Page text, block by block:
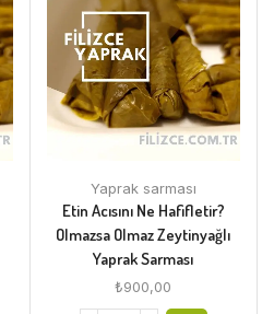
Yaprak sarması
Etin Acısını Ne Hafifletir?
Olmazsa Olmaz Zeytinyağlı
Yaprak Sarması
₺900,00